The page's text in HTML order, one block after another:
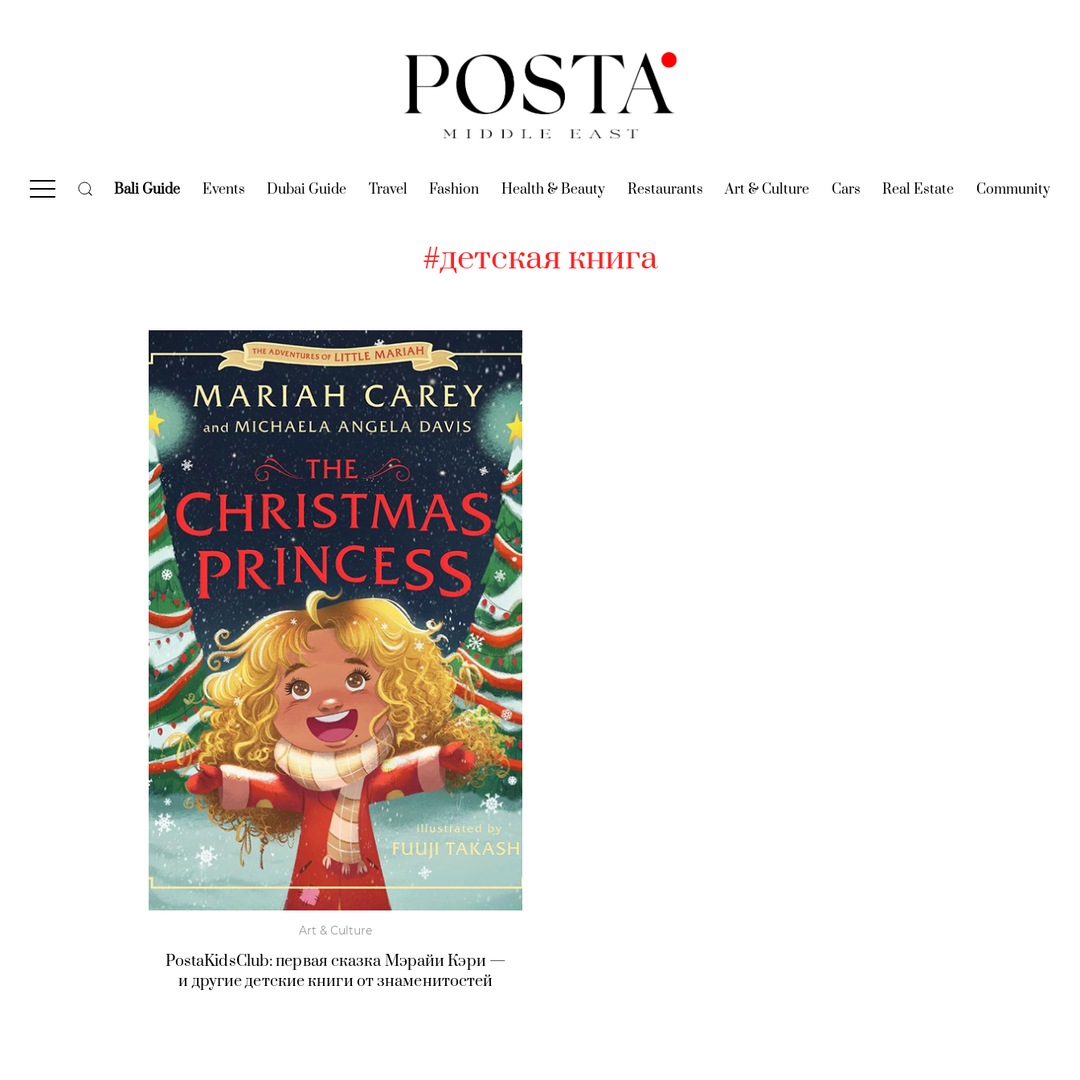
Bali Guide (current)
Events (current)
Dubai Guide (current)
Travel (current)
Fashion (current)
Health & Beauty (current)
Restaurants (current)
Art & Culture (current)
Cars (current)
Real Estate (current)
Community
#детская книга
Art & Culture
PostaKidsClub: первая сказка Мэрайи Кэри —
и другие детские книги от знаменитостей